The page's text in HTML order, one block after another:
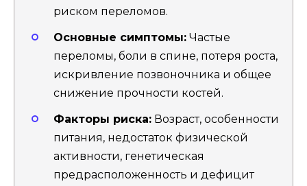
риском переломов.
Основные симптомы: Частые
переломы, боли в спине, потеря роста,
искривление позвоночника и общее
снижение прочности костей.
Факторы риска: Возраст, особенности
питания, недостаток физической
активности, генетическая
предрасположенность и дефицит